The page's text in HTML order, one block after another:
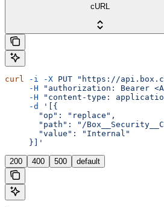
cURL
curl -i -X PUT "https://
     -H
"authorization: Bearer
     -H
"content-type:
     -d
'[{
       "op": "replace",
"path": "/
       "value": "Internal"
     }]'
200 400 500 default